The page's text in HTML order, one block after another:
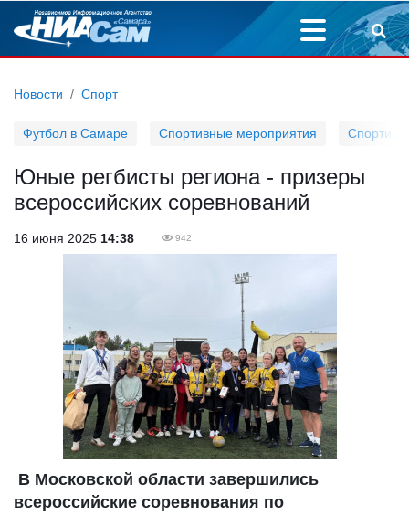
Новости Спорт
Футбол в Самаре Спортивные мероприятия
Юные регбисты региона - призеры
всероссийских соревнований
16 июня 2025 14:38 942
В Московской области завершились
всероссийские соревнования по